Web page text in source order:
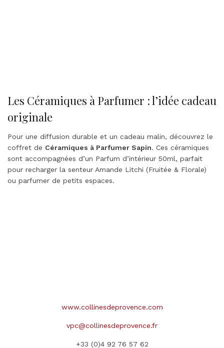
Les Céramiques à Parfumer : l’idée cadeau
originale
Pour une diffusion durable et un cadeau malin, découvrez le
coffret de Céramiques à Parfumer Sapin. Ces céramiques
sont accompagnées d’un Parfum d’intérieur 50ml, parfait
pour recharger la senteur Amande Litchi (Fruitée & Florale)
ou parfumer de petits espaces.
www.collinesdeprovence.com
vpc@collinesdeprovence.fr
+33 (0)4 92 76 57 62